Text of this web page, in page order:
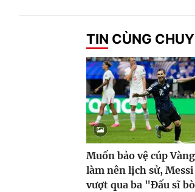
TIN CÙNG
Muốn bảo vệ cúp
làm nên lịch sử,
vượt qua ba "Đấu sĩ